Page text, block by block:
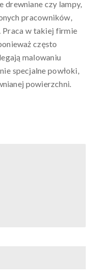
drewniane czy lampy,
pracowników,
Praca w takiej firmie
często
malowaniu
specjalne powłoki,
powierzchni.